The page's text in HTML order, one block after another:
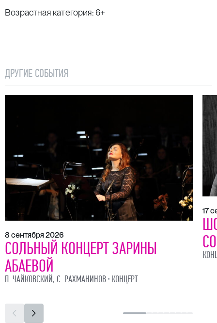
Возрастная категория: 6+
ДРУГИЕ СОБЫТИЯ
8 сентября 2026
СОЛЬНЫЙ КОНЦЕРТ ЗАРИНЫ
АБАЕВОЙ
П. ЧАЙКОВСКИЙ, С. РАХМАНИНОВ КОНЦЕРТ
17